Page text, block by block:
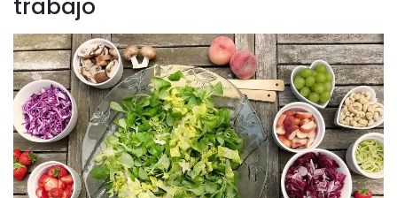
trabajo